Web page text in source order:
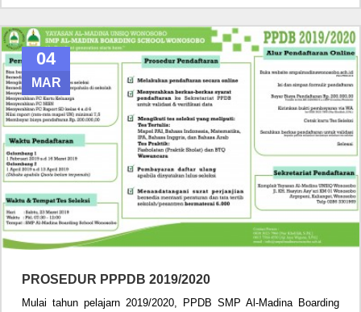
04
MAR
PROSEDUR PPPDB 2019/2020
Mulai tahun pelajarn 2019/2020, PPDB SMP Al-Madina Boarding